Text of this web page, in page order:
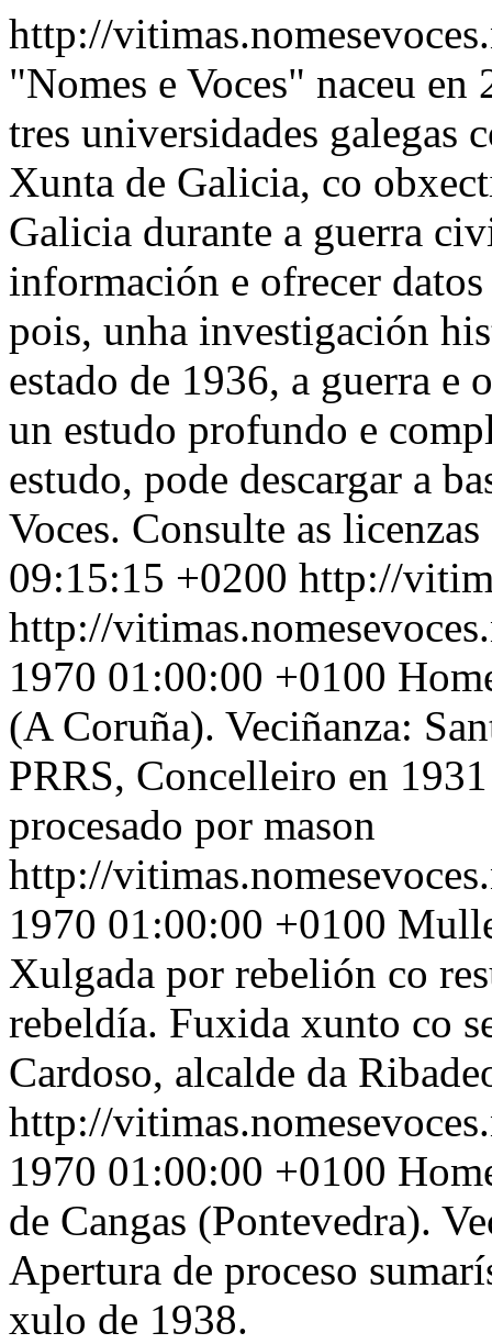
http://
"Nomes e Voces" naceu
tres universidades galegas
Xunta de Galicia, co
Galicia durante a guerra
información e ofrecer
pois, unha investigación
estado de 1936, a guerra e
un estudo profundo e
estudo, pode descargar a
Voces. Consulte as licenzas
09:15:15 +0200 http://
http://
1970 01:00:00 +0100
(A Coruña). Veciñanza:
PRRS, Concelleiro en
procesado por mason
http://
1970 01:00:00 +0100
Xulgada por rebelión co
rebeldía. Fuxida xunto co
Cardoso, alcalde da
http://
1970 01:00:00 +0100
de Cangas (Pontevedra).
Apertura de proceso
xulo de 1938.